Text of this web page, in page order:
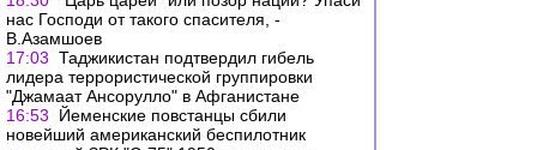
нас Господи от такого спасителя, -
В.Азамшоев
17:03 Таджикистан подтвердил гибель
лидера террористической группировки
"Джамаат Ансорулло" в Афганистане
16:53
Йеменские повстанцы сбили
новейший американский беспилотник